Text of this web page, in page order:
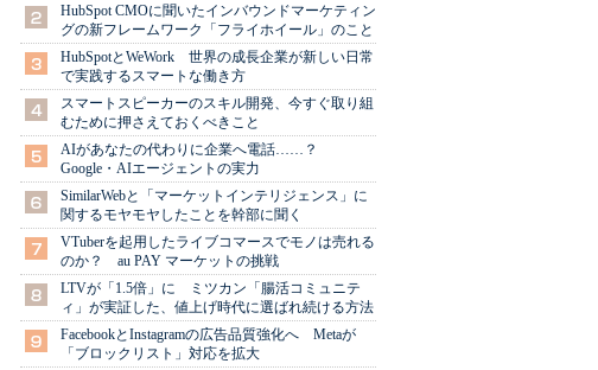
HubSpot CMOに聞いたインバウンドマーケティン
グの新フレームワーク「フライホイール」のこと
HubSpotとWeWork 世界の成長企業が新しい日常
で実践するスマートな働き方
スマートスピーカーのスキル開発、今すぐ取り組
むために押さえておくべきこと
AIがあなたの代わりに企業へ電話……？
Google・AIエージェントの実力
SimilarWebと「マーケットインテリジェンス」に
関するモヤモヤしたことを幹部に聞く
VTuberを起用したライブコマースでモノは売れる
のか？ au PAY マーケットの挑戦
LTVが「1.5倍」に ミツカン「腸活コミュニテ
ィ」が実証した、値上げ時代に選ばれ続ける方法
FacebookとInstagramの広告品質強化へ Metaが
「ブロックリスト」対応を拡大